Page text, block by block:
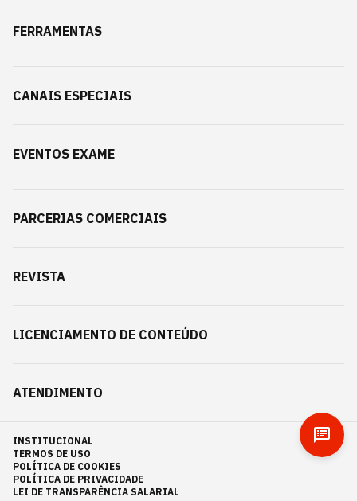
FERRAMENTAS
CANAIS ESPECIAIS
EVENTOS EXAME
PARCERIAS COMERCIAIS
REVISTA
LICENCIAMENTO DE CONTEÚDO
ATENDIMENTO
INSTITUCIONAL
TERMOS DE USO
POLÍTICA DE COOKIES
POLÍTICA DE PRIVACIDADE
LEI DE TRANSPARÊNCIA SALARIAL